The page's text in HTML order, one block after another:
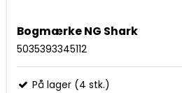
Bogmærke NG Shark
5035393345112
På lager (4 stk.)